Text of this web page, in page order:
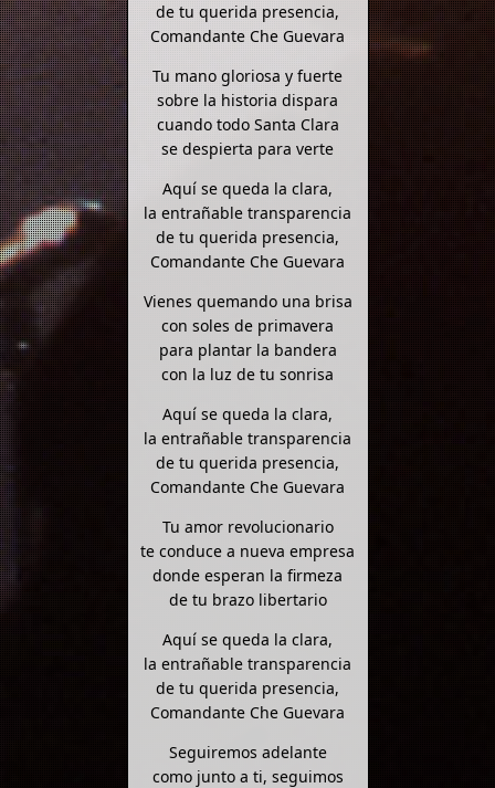
de tu querida presencia,
Comandante Che Guevara
Tu mano gloriosa y fuerte
sobre la historia dispara
cuando todo Santa Clara
se despierta para verte
Aquí se queda la clara,
la entrañable transparencia
de tu querida presencia,
Comandante Che Guevara
Vienes quemando una brisa
con soles de primavera
para plantar la bandera
con la luz de tu sonrisa
Aquí se queda la clara,
la entrañable transparencia
de tu querida presencia,
Comandante Che Guevara
Tu amor revolucionario
te conduce a nueva empresa
donde esperan la firmeza
de tu brazo libertario
Aquí se queda la clara,
la entrañable transparencia
de tu querida presencia,
Comandante Che Guevara
Seguiremos adelante
como junto a ti, seguimos